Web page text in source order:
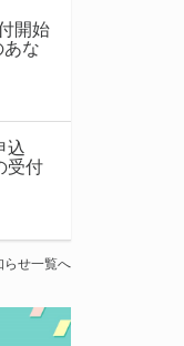
開始
な
込
受付
らせ一覧へ